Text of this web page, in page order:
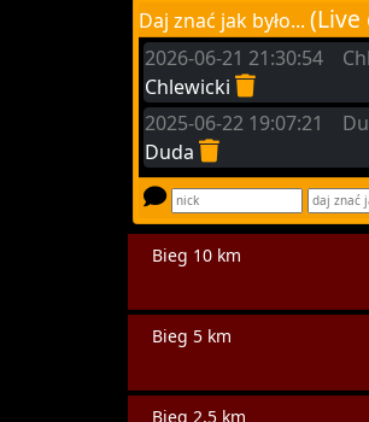
Daj znać jak było... (Live
2026-06-21 21:30:54
Chlewicki
2025-06-22 19:07:21
Duda
Bieg 10 km
Bieg 5 km
Bieg 2,5 km